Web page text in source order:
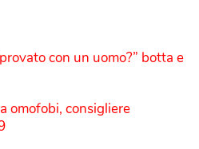
con un uomo?” botta e
omofobi, consigliere